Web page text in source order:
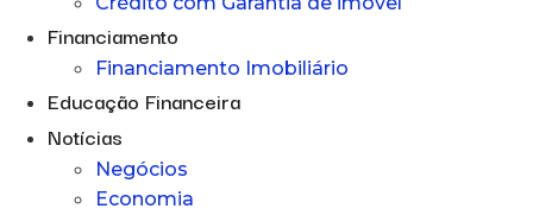
Financiamento
Financiamento Imobiliário
Educação Financeira
Notícias
Negócios
Economia